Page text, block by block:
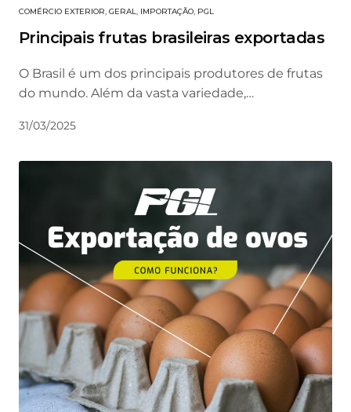
COMÉRCIO EXTERIOR, GERAL, IMPORTAÇÃO, PGL
Principais frutas brasileiras exportadas
O Brasil é um dos principais produtores de frutas
do mundo. Além da vasta variedade,…
31/03/2025